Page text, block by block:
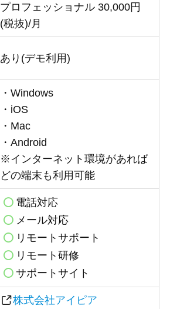
プロフェッショナル 30,000円
(税抜)/月
あり(デモ利用)
・Windows
・iOS
・Mac
・Android
※インターネット環境があれば
どの端末も利用可能
電話対応
メール対応
リモートサポー ト
リモート研修
サポートサイト
株式会社アイピア